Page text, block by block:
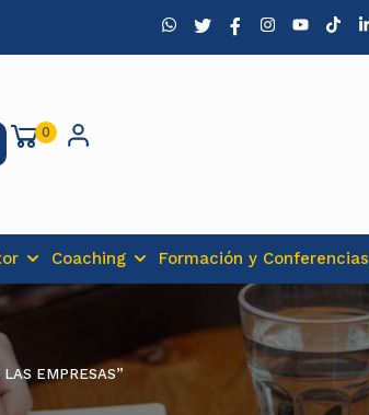
0
Coaching Formación y Conferencias
EMPRESAS”